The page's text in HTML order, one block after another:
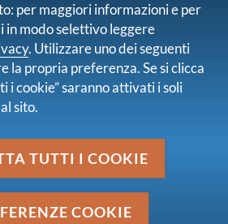
NORMATIVA
DI
predispone i pareri per
i rapporti con le istituzioni
e con le Autorità di
per maggiori informazioni e per
in modo selettivo leggere
. Utilizzare uno dei seguenti
la propria preferenza. Se si clicca
i cookie” saranno attivati i soli
sito.
TUTTI I COOKIE
COOKIE